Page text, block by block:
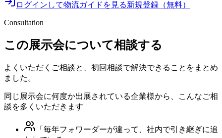
ログインして物流ガイドを見る新規登録（無料）
Consultation
この展示会について相談する
よくいただくご相談と、初回相談で解決できることをまとめ
ました。
同じ展示会に何度か出展されている企業様から、こんなご相
談を多くいただきます
「 毎年フォワーダーが違って、社内で引き継ぎに追